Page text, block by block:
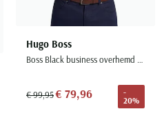
Hugo Boss
Boss Black business overhemd grijs
€ 99,95€ 79,96
-
20%